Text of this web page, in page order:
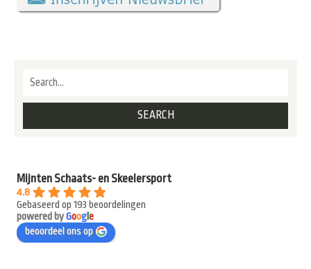
Mijnten Schaats- en Skeelersport
4.8
Gebaseerd op 193 beoordelingen
powered byGooge
beoordeel ons op